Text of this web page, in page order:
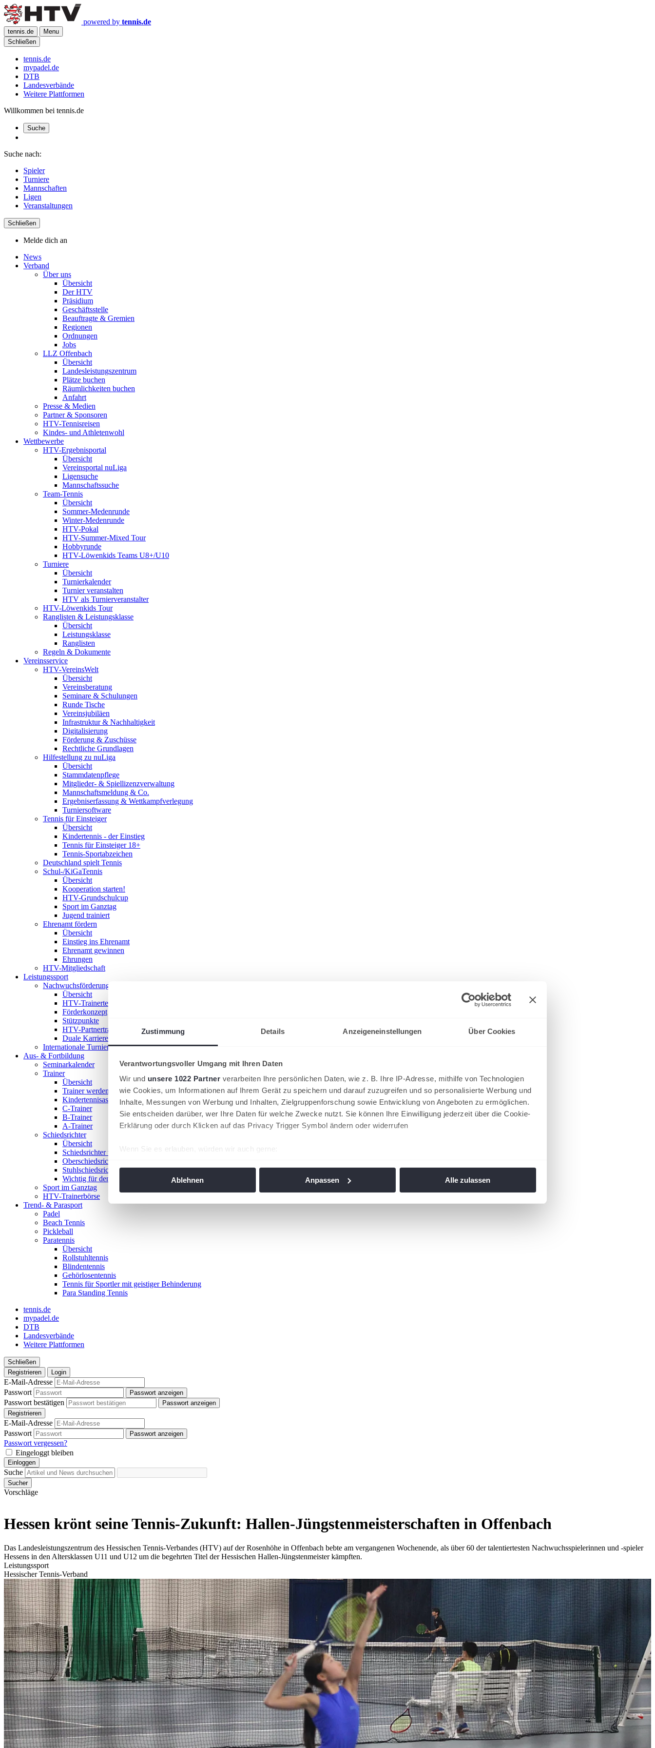
Zustimmung Details Anzeigeneinstellungen Über Cookies
Verantwortungsvoller Umgang mit Ihren Daten
Wir und unsere 1022 Partner verarbeiten Ihre persönlichen Daten, wie z. B. Ihre IP-Adresse, mithilfe von Technologien
wie Cookies, um Informationen auf Ihrem Gerät zu speichern und darauf zuzugreifen und so personalisierte Werbung und
Inhalte, Messungen von Werbung und Inhalten, Zielgruppenforschung sowie Entwicklung von Angeboten zu ermöglichen.
Sie entscheiden darüber, wer Ihre Daten für welche Zwecke nutzt. Sie können Ihre Einwilligung jederzeit über die Cookie-
Erklärung oder durch Klicken auf das Privacy Trigger Symbol ändern oder widerrufen
Wenn Sie es erlauben, würden wir auch gerne:
angepasst werden.
Ablehnen Anpassen Alle zulassen
powered by tennis.de
tennis.de
Menu
Schließen
tennis.de
mypadel.de
DTB
Landesverbände
Weitere Plattformen
Willkommen bei tennis.de
Suche
Suche nach:
Spieler
Turniere
Mannschaften
Ligen
Veranstaltungen
Schließen
Melde dich an
News
Verband
Über uns
Übersicht
Der HTV
Präsidium
Geschäftsstelle
Beauftragte & Gremien
Regionen
Ordnungen
Jobs
LLZ Offenbach
Übersicht
Landesleistungszentrum
Plätze buchen
Räumlichkeiten buchen
Anfahrt
Presse & Medien
Partner & Sponsoren
HTV-Tennisreisen
Kindes- und Athletenwohl
Wettbewerbe
HTV-Ergebnisportal
Übersicht
Vereinsportal nuLiga
Ligensuche
Mannschaftssuche
Team-Tennis
Übersicht
Sommer-Medenrunde
Winter-Medenrunde
HTV-Pokal
HTV-Summer-Mixed Tour
Hobbyrunde
HTV-Löwenkids Teams U8+/U10
Turniere
Übersicht
Turnierkalender
Turnier veranstalten
HTV als Turnierveranstalter
HTV-Löwenkids Tour
Ranglisten & Leistungsklasse
Übersicht
Leistungsklasse
Ranglisten
Regeln & Dokumente
Vereinsservice
HTV-VereinsWelt
Übersicht
Vereinsberatung
Seminare & Schulungen
Runde Tische
Vereinsjubiläen
Infrastruktur & Nachhaltigkeit
Digitalisierung
Förderung & Zuschüsse
Rechtliche Grundlagen
Hilfestellung zu nuLiga
Übersicht
Stammdatenpflege
Mitglieder- & Spiellizenzverwaltung
Mannschaftsmeldung & Co.
Ergebniserfassung & Wettkampfverlegung
Turniersoftware
Tennis für Einsteiger
Übersicht
Kindertennis - der Einstieg
Tennis für Einsteiger 18+
Tennis-Sportabzeichen
Deutschland spielt Tennis
Schul-/KiGaTennis
Übersicht
Kooperation starten!
HTV-Grundschulcup
Sport im Ganztag
Jugend trainiert
Ehrenamt fördern
Übersicht
Einstieg ins Ehrenamt
Ehrenamt gewinnen
Ehrungen
HTV-Mitgliedschaft
Leistungssport
Nachwuchsförderung im HTV
Übersicht
HTV-Trainerteam
Förderkonzept
Stützpunkte
HTV-Partnertrainer
Duale Karriere
Internationale Turniere
Aus- & Fortbildung
Seminarkalender
Trainer
Übersicht
Trainer werden!
Kindertennisassistent
C-Trainer
B-Trainer
A-Trainer
Schiedsrichter
Übersicht
Schiedsrichter werden!
Oberschiedsrichter
Stuhlschiedsrichter
Wichtig für den Spieltag
Sport im Ganztag
HTV-Trainerbörse
Trend- & Parasport
Padel
Beach Tennis
Pickleball
Paratennis
Übersicht
Rollstuhltennis
Blindentennis
Gehörlosentennis
Tennis für Sportler mit geistiger Behinderung
Para Standing Tennis
tennis.de
mypadel.de
DTB
Landesverbände
Weitere Plattformen
Schließen
Registrieren
Login
E-Mail-Adresse
Passwort
Passwort anzeigen
Passwort bestätigen
Passwort anzeigen
Registrieren
E-Mail-Adresse
Passwort
Passwort anzeigen
Passwort vergessen?
Eingeloggt bleiben
Einloggen
Suche
Sucher
Vorschläge
Hessen krönt seine Tennis-Zukunft: Hallen-Jüngstenmeisterschaften in Offenbach
Das Landesleistungszentrum des Hessischen Tennis-Verbandes (HTV) auf der Rosenhöhe in Offenbach bebte am vergangenen Wochenende, als über 60 der talentiertesten Nachwuchsspielerinnen und -spieler
Hessens in den Altersklassen U11 und U12 um die begehrten Titel der Hessischen Hallen-Jüngstenmeister kämpften.
Leistungssport
Hessischer Tennis-Verband